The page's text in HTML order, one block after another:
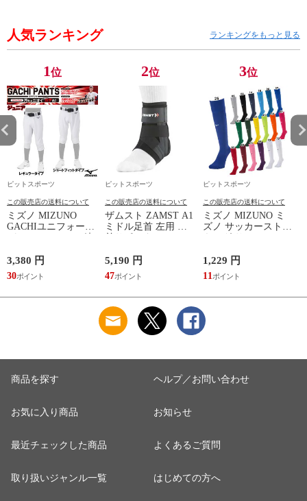
人気ランキング ランキングをもっと見る
1位
ピットスポーツ
この販売店の送料について
ミズノ MIZUNO
GACHIユニフォーム
パンツ(ジュニア) 練
ォーム 練習用ユニフ
ォームパンツ GACHI
PANTS
3,380 円
30
2位
ピットスポーツ
この販売店の送料について
ザムスト ZAMST A1
ミドル足首 左用 足
首サポーター 13SS
5,190 円
47
3位
ピットスポーツ
この販売店の送料について
ミズノ MIZUNO ミ
ズノ サッカーストッ
キング サッカーソッ
23SS(P2MXA060)
1,229 円
11
商品を探す
お気に入り商品
最近チェックした商品
取り扱いジャンル一覧
ヘルプ／お問い合わせ
お知らせ
よくあるご質問
はじめての方へ